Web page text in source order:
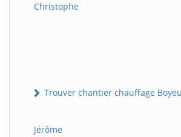
Christophe
Trouver chantier chauffage
Jérôme